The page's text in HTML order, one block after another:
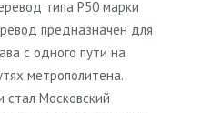
типа Р50 марки
предназначен для
с одного пути на
метрополитена.
стал Московский